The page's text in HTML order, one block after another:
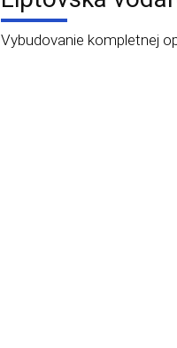
Vybudovanie kompletnej